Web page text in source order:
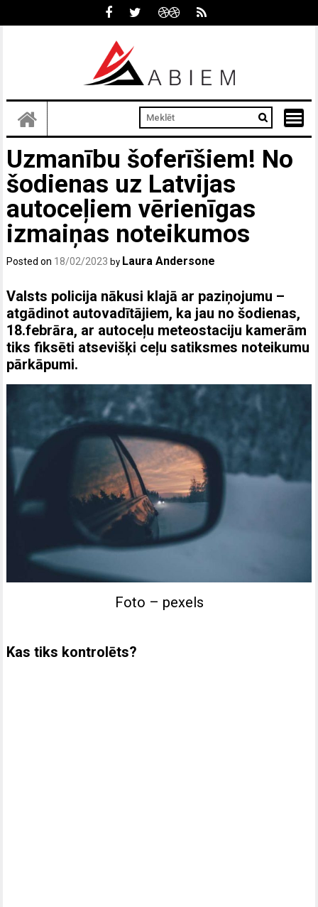
Uzmanību šoferīšiem! No
šodienas uz Latvijas
autoceļiem vērienīgas
izmaiņas noteikumos
Posted on 18/02/2023 by Laura Andersone
Valsts policija nākusi klajā ar paziņojumu –
atgādinot autovadītājiem, ka jau no šodienas,
18.febrāra, ar autoceļu meteostaciju kamerām
tiks fiksēti atsevišķi ceļu satiksmes noteikumu
pārkāpumi.
Foto – pexels
Kas tiks kontrolēts?